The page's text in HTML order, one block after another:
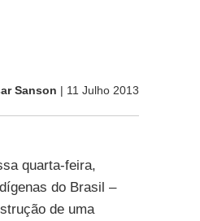
Sanson | 11 Julho 2013
quarta-feira,
do Brasil –
de uma